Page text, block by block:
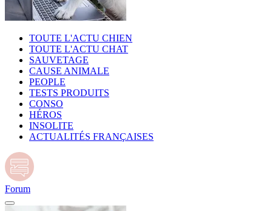
TOUTE L'ACTU CHIEN
TOUTE L'ACTU CHAT
SAUVETAGE
CAUSE ANIMALE
PEOPLE
TESTS PRODUITS
CONSO
HÉROS
INSOLITE
ACTUALITÉS FRANÇAISES
Forum